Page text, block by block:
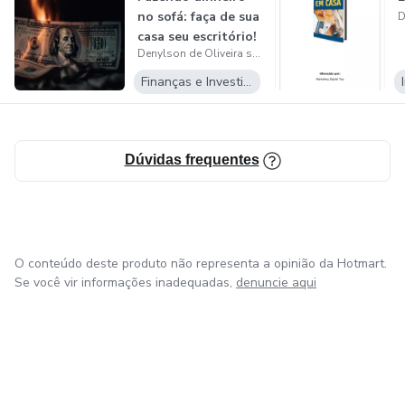
no sofá: faça de sua
casa seu escritório!
Denylson de Oliveira sou
Finanças e Investimentos
Dúvidas frequentes
O conteúdo deste produto não representa a opinião da Hotmart.
Se você vir informações inadequadas, denuncie aqui